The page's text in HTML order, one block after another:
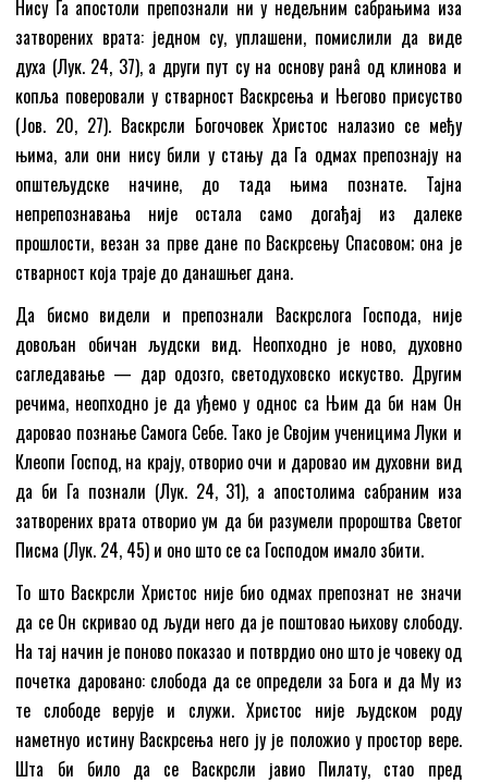
Нису Га апостоли препознали ни у недељним сабрањима иза
затворених врата: једном су, уплашени, помислили да виде
духа (Лук. 24, 37), а други пут су на основу ранâ од клинова и
копља поверовали у стварност Васкрсења и Његово присуство
(Јов. 20, 27). Васкрсли Богочовек Христос налазио се међу
њима, али они нису били у стању да Га одмах препознају на
општељудске начине, до тада њима познате. Тајна
непрепознавања није остала само догађај из далеке
прошлости, везан за прве дане по Васкрсењу Спасовом; она је
стварност која траје до данашњег дана.
Да бисмо видели и препознали Васкрслога Господа, није
довољан обичан људски вид. Неопходно је ново, духовно
сагледавање — дар одозго, светодуховско искуство. Другим
речима, неопходно је да уђемо у однос са Њим да би нам Он
даровао познање Самога Себе. Тако је Својим ученицима Луки и
Клеопи Господ, на крају, отворио очи и даровао им духовни вид
да би Га познали (Лук. 24, 31), а апостолима сабраним иза
затворених врата отворио ум да би разумели пророштва Светог
Писма (Лук. 24, 45) и оно што се са Господом имало збити.
То што Васкрсли Христос није био одмах препознат не значи
да се Он скривао од људи него да је поштовао њихову слободу.
На тај начин је поново показао и потврдио оно што је човеку од
почетка даровано: слобода да се определи за Бога и да Му из
те слободе верује и служи. Христос није људском роду
наметнуо истину Васкрсења него ју је положио у простор вере.
Шта би било да се Васкрсли јавио Пилату, стао пред